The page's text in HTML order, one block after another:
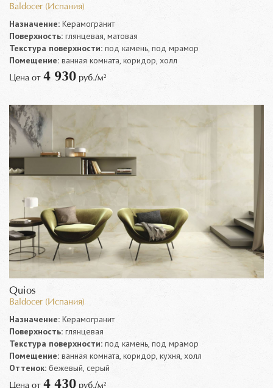
Baldocer (Испания)
Назначение: Керамогранит
Поверхность: глянцевая, матовая
Текстура поверхности: под камень, под мрамор
Помещение: ванная комната, коридор, холл
Цена от 4 930 руб./м²
Quios
Baldocer (Испания)
Назначение: Керамогранит
Поверхность: глянцевая
Текстура поверхности: под камень, под мрамор
Помещение: ванная комната, коридор, кухня, холл
Оттенок: бежевый, серый
Цена от 4 430 руб./м²